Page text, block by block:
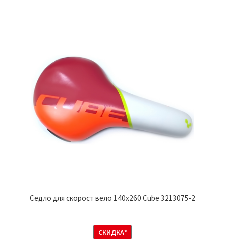
Седло для скорост вело 140х260 Cube 3213075-2
СКИДКА*